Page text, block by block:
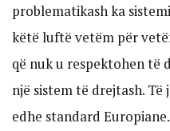
problematikash ka
këtë luftë vetëm për
që nuk u respektohen të
një sistem të drejtash. Të
edhe standard